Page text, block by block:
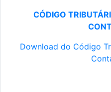
CÓDIGO
Download do Código